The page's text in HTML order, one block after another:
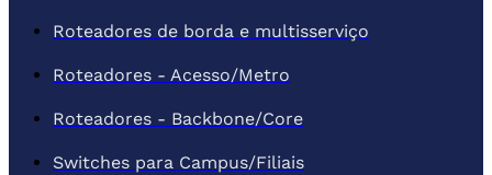
Roteadores de borda e multisserviço
Roteadores - Acesso/Metro
Roteadores - Backbone/Core
Switches para Campus/Filiais